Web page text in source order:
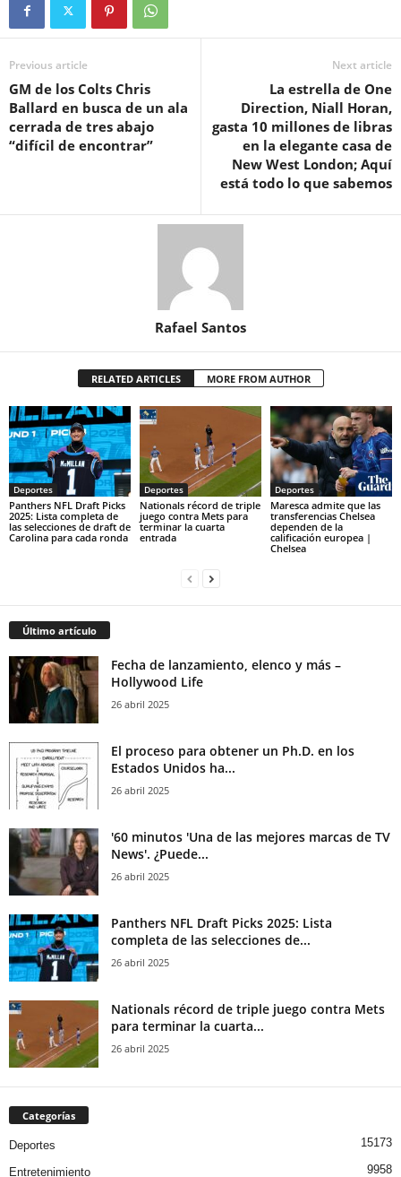
Previous article
GM de los Colts Chris
Ballard en busca de un ala
cerrada de tres abajo
“difícil de encontrar”
Next article
La estrella de One
Direction, Niall Horan,
gasta 10 millones de libras
en la elegante casa de
New West London; Aquí
está todo lo que sabemos
Rafael Santos
RELATED ARTICLES MORE FROM AUTHOR
Deportes
Panthers NFL Draft Picks
2025: Lista completa de
las selecciones de draft de
Carolina para cada ronda
Deportes
Nationals récord de triple
juego contra Mets para
terminar la cuarta
entrada
Deportes
Maresca admite que las
transferencias Chelsea
dependen de la
calificación europea |
Chelsea
Último artículo
Fecha de lanzamiento, elenco y más –
Hollywood Life
26 abril 2025
El proceso para obtener un Ph.D. en los
Estados Unidos ha...
26 abril 2025
'60 minutos 'Una de las mejores marcas de TV
News'. ¿Puede...
26 abril 2025
Panthers NFL Draft Picks 2025: Lista
completa de las selecciones de...
26 abril 2025
Nationals récord de triple juego contra Mets
para terminar la cuarta...
26 abril 2025
Categorías
Deportes 15173
Entretenimiento 9958